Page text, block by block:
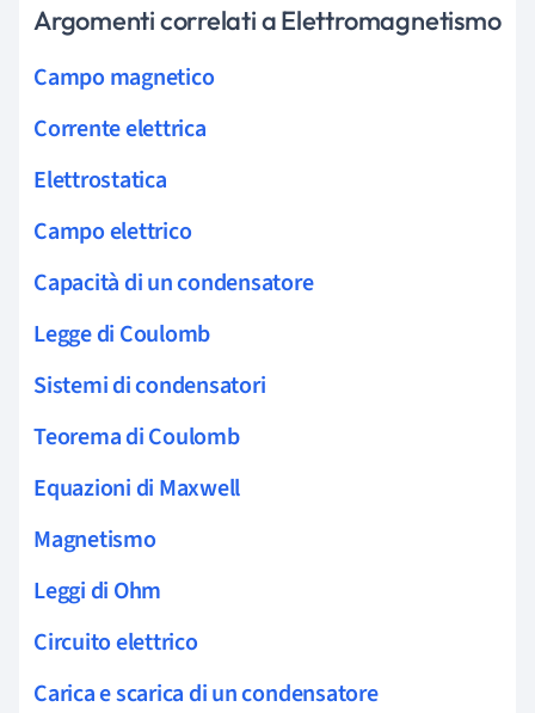
Argomenti correlati a Elettromagnetismo
Campo magnetico
Corrente elettrica
Elettrostatica
Campo elettrico
Capacità di un condensatore
Legge di Coulomb
Sistemi di condensatori
Teorema di Coulomb
Equazioni di Maxwell
Magnetismo
Leggi di Ohm
Circuito elettrico
Carica e scarica di un condensatore